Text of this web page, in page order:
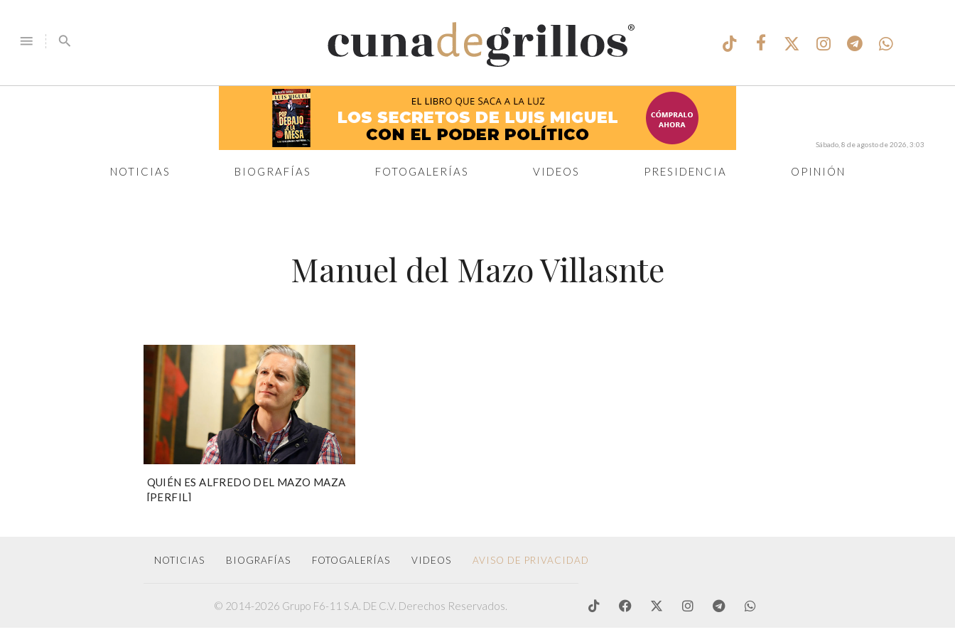
menu search
®
NOTICIAS BIOGRAFÍAS FOTOGALERÍAS VIDEOS PRESIDENCIA OPINIÓN
Sábado, 8 de agosto de 2026, 3:03
Manuel del Mazo Villasnte
QUIÉN ES ALFREDO DEL MAZO MAZA
[PERFIL]
NOTICIAS BIOGRAFÍAS FOTOGALERÍAS VIDEOS AVISO DE PRIVACIDAD
© 2014-2026 Grupo F6-11 S.A. DE C.V. Derechos Reservados.